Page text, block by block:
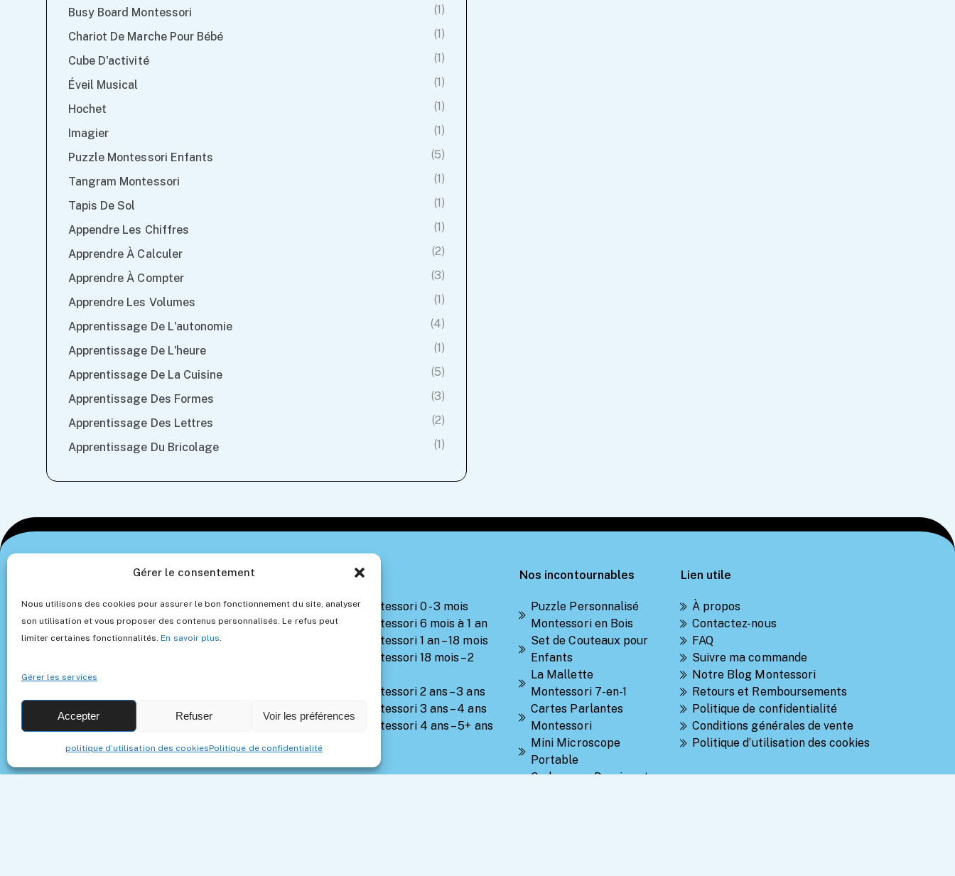
Gérer le consentement
Nous utilisons des cookies pour assurer le bon fonctionnement du site, analyser
son utilisation et vous proposer des contenus personnalisés. Le refus peut
limiter certaines fonctionnalités.En savoir plus.
Gérer les services
Accepter Refuser Voir les préférences
politique d’utilisation des cookiesPolitique de confidentialité
Busy Board Montessori
(1)
Chariot De Marche Pour Bébé
(1)
Cube D'activité
(1)
Éveil Musical
(1)
Hochet
(1)
Imagier
(1)
Puzzle Montessori Enfants
(5)
Tangram Montessori
(1)
Tapis De Sol
(1)
Appendre Les Chiffres
(1)
Apprendre À Calculer
(2)
Apprendre À Compter
(3)
Apprendre Les Volumes
(1)
Apprentissage De L'autonomie
(4)
Apprentissage De L'heure
(1)
Apprentissage De La Cuisine
(5)
Apprentissage Des Formes
(3)
Apprentissage Des Lettres
(2)
Apprentissage Du Bricolage
(1)
Notre mission est simple : accompagner les
leurs enfants, tout en facilitant l’accès à
des jouets qui font sens.
Catégorie
Jeux Montessori 0 - 3 mois
Jeux Montessori 6 mois à 1 an
Jeux Montessori 1 an – 18 mois
Jeux Montessori 18 mois – 2
Jeux Montessori 2 ans – 3 ans
Jeux Montessori 3 ans – 4 ans
Jeux Montessori 4 ans – 5+ ans
Nos incontournables
Puzzle Personnalisé
Montessori en Bois
Set de Couteaux pour
Enfants
La Mallette
Montessori 7-en-1
Cartes Parlantes
Montessori
Mini Microscope
Portable
Cadre pour Dessins et
Lien utile
À propos
Contactez-nous
FAQ
Suivre ma commande
Notre Blog Montessori
Retours et Remboursements
Politique de confidentialité
Conditions générales de vente
Politique d’utilisation des cookies